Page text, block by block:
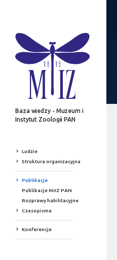
Baza wiedzy - Muzeum i
Instytut Zoologii PAN
Ludzie
Struktura organizacyjna
Publikacje
Publikacje MiIZ PAN
Rozprawy habilitacyjne
Czasopisma
Konferencje